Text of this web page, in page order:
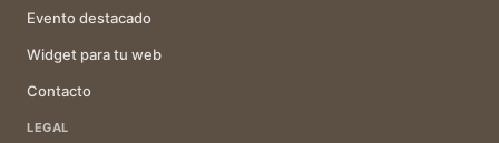
Evento destacado
Widget para tu web
Contacto
LEGAL